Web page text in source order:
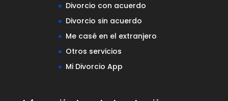
Divorcio con acuerdo
Divorcio sin acuerdo
Me casé en el extranjero
Otros servicios
Mi Divorcio App